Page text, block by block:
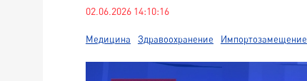
02.06.2026 14:10:16
Медицина Здравоохранение Импортозамещение